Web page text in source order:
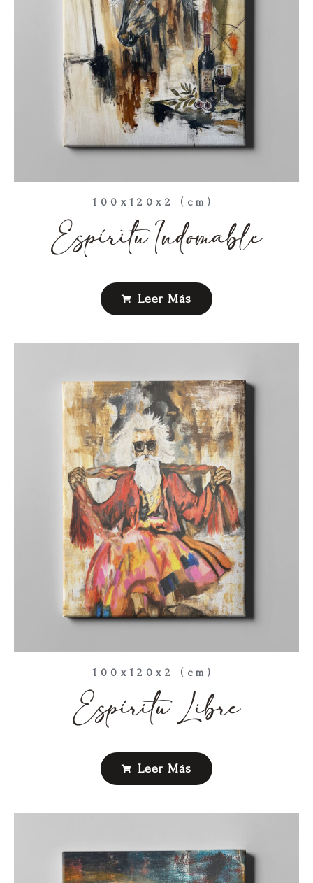
100x120x2 (cm)
Espíritu Indomable
Leer Más
100x120x2 (cm)
Espíritu Libre
Leer Más